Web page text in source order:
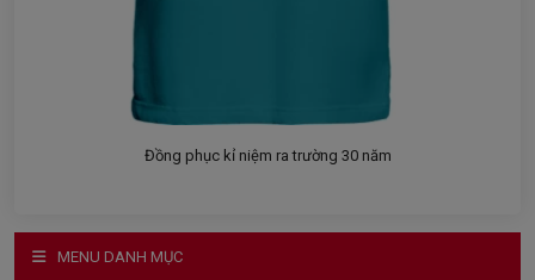
Đồng phục kỉ niệm ra trường 30 năm
MENU DANH MỤC